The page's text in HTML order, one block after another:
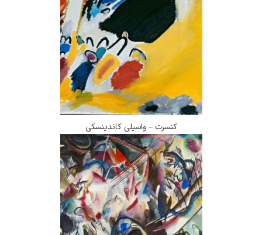
کنسرت – واسیلی کاندینسکی